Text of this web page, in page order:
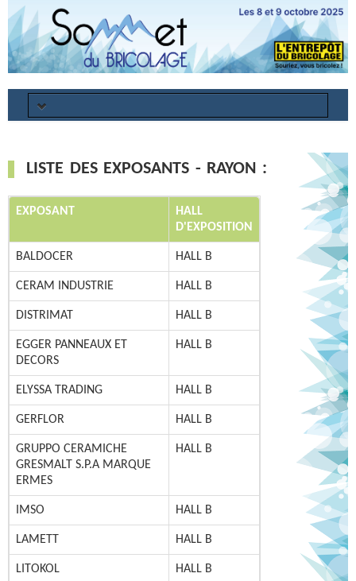
EXPOSANTS
INFORMATIONS PRATIQUES
RSE
GALERIE PHOTOS
INSCRIPTION
Annuler
Mot de passe oublié ?
LISTE DES EXPOSANTS - RAYON :
EXPOSANT
HALL
D'EXPOSITION
BALDOCER HALL B
CERAM INDUSTRIE HALL B
DISTRIMAT HALL B
EGGER PANNEAUX ET
DECORS
HALL B
ELYSSA TRADING HALL B
GERFLOR HALL B
GRUPPO CERAMICHE
GRESMALT S.P.A MARQUE
ERMES
HALL B
IMSO HALL B
LAMETT HALL B
LITOKOL HALL B